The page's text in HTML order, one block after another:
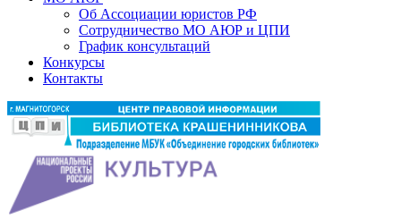
Об Ассоциации юристов РФ
Сотрудничество МО АЮР и ЦПИ
График консультаций
Конкурсы
Контакты